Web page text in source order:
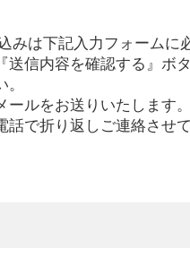
みは下記入力フォームに
送信内容を確認する』ボ
ールをお送りいたします。
話で折り返しご連絡させ